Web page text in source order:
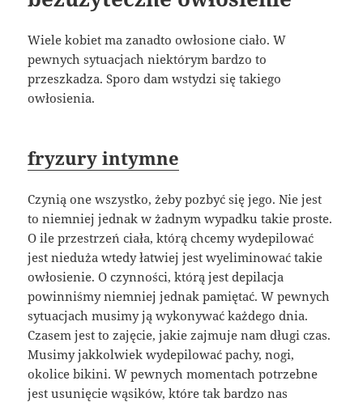
Wiele kobiet ma zanadto owłosione ciało. W
pewnych sytuacjach niektórym bardzo to
przeszkadza. Sporo dam wstydzi się takiego
owłosienia.
fryzury intymne
Czynią one wszystko, żeby pozbyć się jego. Nie jest
to niemniej jednak w żadnym wypadku takie proste.
O ile przestrzeń ciała, którą chcemy wydepilować
jest nieduża wtedy łatwiej jest wyeliminować takie
owłosienie. O czynności, którą jest depilacja
powinniśmy niemniej jednak pamiętać. W pewnych
sytuacjach musimy ją wykonywać każdego dnia.
Czasem jest to zajęcie, jakie zajmuje nam długi czas.
Musimy jakkolwiek wydepilować pachy, nogi,
okolice bikini. W pewnych momentach potrzebne
jest usunięcie wąsików, które tak bardzo nas